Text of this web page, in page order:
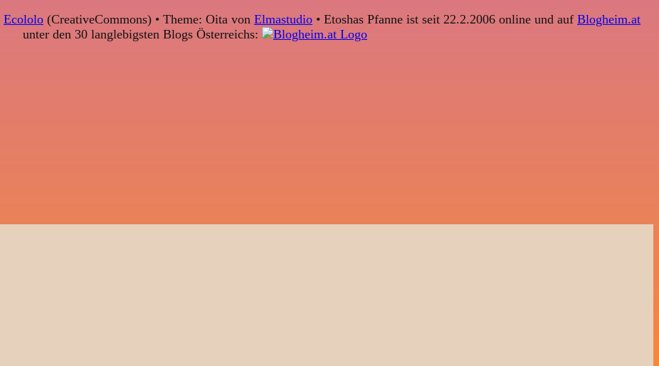
Ecololo (CreativeCommons) • Theme: Oita von Elmastudio • Etoshas Pfanne ist seit 22.2.2006 online und auf Blogheim.at
unter den 30 langlebigsten Blogs Österreichs: